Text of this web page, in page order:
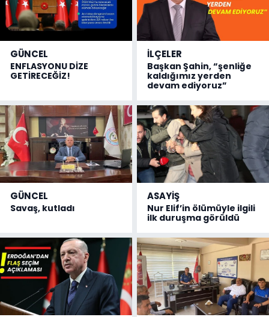
GÜNCEL
ENFLASYONU DİZE
GETİRECEĞİZ!
İLÇELER
Başkan Şahin, “şenliğe
kaldığımız yerden
devam ediyoruz”
GÜNCEL
Savaş, kutladı
ASAYİŞ
Nur Elif’in ölümüyle ilgili
ilk duruşma görüldü